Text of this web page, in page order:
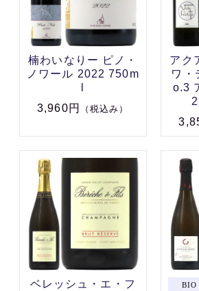
楠わいなりー ピノ・
ノワール 2022 750m
3,960円
（税込み）
アク
ワ・
o.3
ベレッシュ・エ・フ